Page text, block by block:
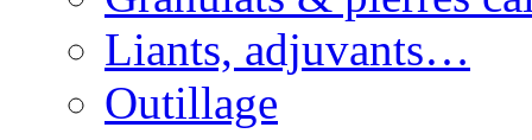
Liants, adjuvants…
Outillage